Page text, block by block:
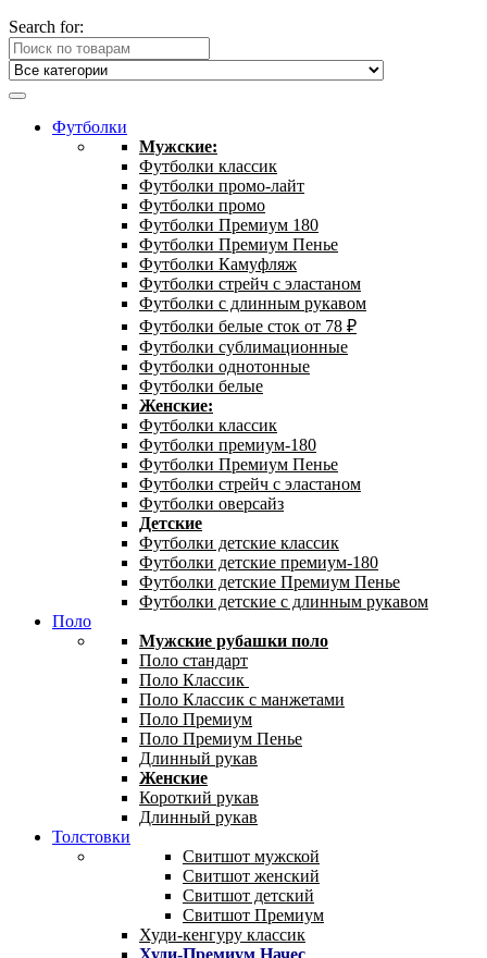
Search for:
Футболки
Мужские:
Футболки классик
Футболки промо-лайт
Футболки промо
Футболки Премиум 180
Футболки Премиум Пенье
Футболки Камуфляж
Футболки стрейч с эластаном
Футболки с длинным рукавом
Футболки белые сток от 78 ₽
Футболки сублимационные
Футболки однотонные
Футболки белые
Женские:
Футболки классик
Футболки премиум-180
Футболки Премиум Пенье
Футболки стрейч с эластаном
Футболки оверсайз
Детские
Футболки детские классик
Футболки детские премиум-180
Футболки детские Премиум Пенье
Футболки детские с длинным рукавом
Поло
Мужские рубашки поло
Поло стандарт
Поло Классик
Поло Классик с манжетами
Поло Премиум
Поло Премиум Пенье
Длинный рукав
Женские
Короткий рукав
Длинный рукав
Толстовки
Свитшот мужской
Свитшот женский
Свитшот детский
Свитшот Премиум
Худи-кенгуру классик
Худи-Премиум Начес